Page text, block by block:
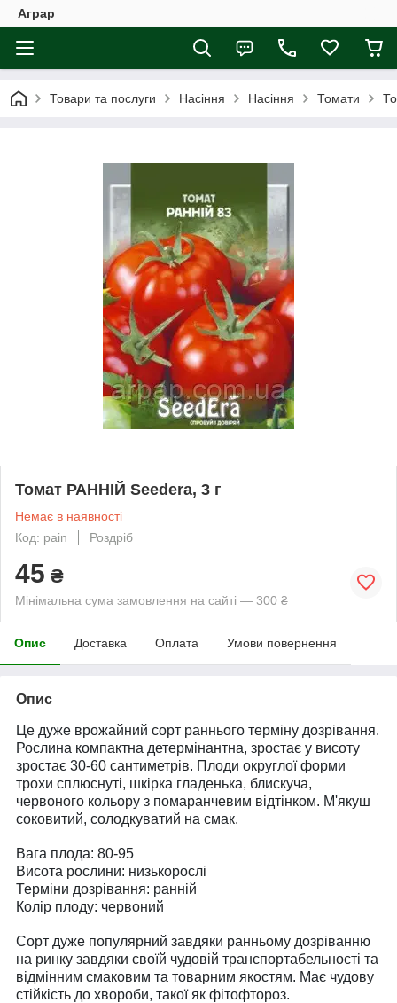
Аграр
Товари та послуги Насіння Насіння Томати
Томат РАННІЙ Seedеra, 3 г
Немає в наявності
Код: pain
Роздріб
45 ₴
Мінімальна сума замовлення на сайті — 300 ₴
Опис Доставка Оплата Умови повернення
Опис
Це дуже врожайний сорт раннього терміну дозрівання.
Рослина компактна детермінантна, зростає у висоту
зростає 30-60 сантиметрів. Плоди округлої форми
трохи сплюснуті, шкірка гладенька, блискуча,
червоного кольору з помаранчевим відтінком. М'якуш
соковитий, солодкуватий на смак.
Вага плода: 80-95
Висота рослини: низькорослі
Терміни дозрівання: ранній
Колір плоду: червоний
Сорт дуже популярний завдяки ранньому дозріванню
на ринку завдяки своїй чудовій транспортабельності та
відмінним смаковим та товарним якостям. Має чудову
стійкість до хвороби, такої як фітофтороз.